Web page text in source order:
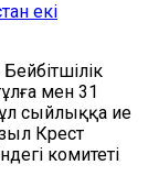
екі
мен 31
сыйлыққа ие
Крест
комитеті